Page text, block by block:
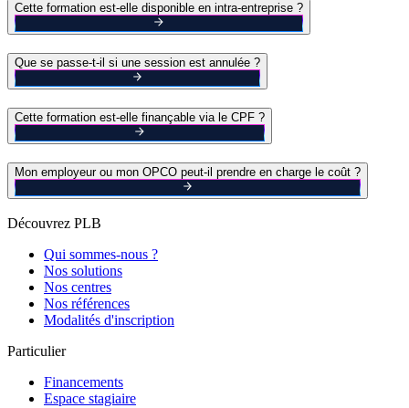
Cette formation est-elle disponible en intra-entreprise ?
Que se passe-t-il si une session est annulée ?
Cette formation est-elle finançable via le CPF ?
Mon employeur ou mon OPCO peut-il prendre en charge le coût ?
Découvrez PLB
Qui sommes-nous ?
Nos solutions
Nos centres
Nos références
Modalités d'inscription
Particulier
Financements
Espace stagiaire